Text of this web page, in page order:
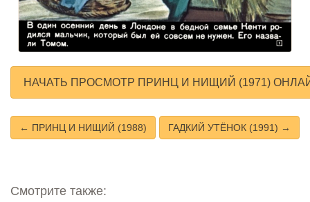
НАЧАТЬ ПРОСМОТР ПРИНЦ И НИЩИЙ (1971)
← ПРИНЦ И НИЩИЙ (1988) ГАДКИЙ УТЁНОК (1991) →
Смотрите также: